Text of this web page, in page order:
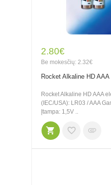
2.80€
Be mokesčių: 2.32€
Rocket Alkaline HD
Rocket Alkaline HD AAA
(IEC/USA): LR03 / AAA
Įtampa: 1,5V ..